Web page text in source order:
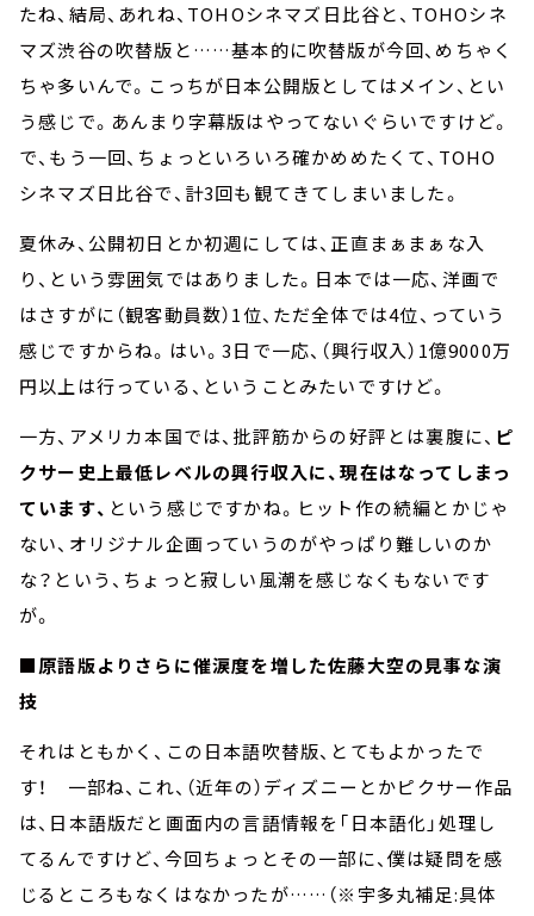
たね、結局、あれね、TOHOシネマズ日比谷と、TOHOシネ
マズ渋谷の吹替版と……基本的に吹替版が今回、めちゃく
ちゃ多いんで。こっちが日本公開版としてはメイン、とい
う感じで。あんまり字幕版はやってないぐらいですけど。
で、もう一回、ちょっといろいろ確かめめたくて、TOHO
シネマズ日比谷で、計3回も観てきてしまいました。
夏休み、公開初日とか初週にしては、正直まぁまぁな入
り、という雰囲気ではありました。日本では一応、洋画で
はさすがに（観客動員数）1位、ただ全体では4位、っていう
感じですからね。はい。3日で一応、（興行収入）1億9000万
円以上は行っている、ということみたいですけど。
一方、アメリカ本国では、批評筋からの好評とは裏腹に、 ピ
クサー史上最低レベルの興行収入に、現在はなってしまっ
ています、 という感じですかね。ヒット作の続編とかじゃ
ない、オリジナル企画っていうのがやっぱり難しいのか
な？という、ちょっと寂しい風潮を感じなくもないです
が。
■原語版よりさらに催涙度を増した佐藤大空の見事な演
技
それはともかく、この日本語吹替版、とてもよかったで
す！ 一部ね、これ、（近年の）ディズニーとかピクサー作品
は、日本語版だと画面内の言語情報を「日本語化」処理し
てるんですけど、今回ちょっとその一部に、僕は疑問を感
じるところもなくはなかったが……（※宇多丸補足:具体